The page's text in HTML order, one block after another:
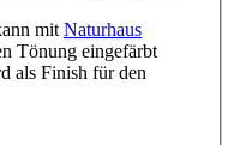
mit Naturhaus
Tönung eingefärbt
als Finish für den